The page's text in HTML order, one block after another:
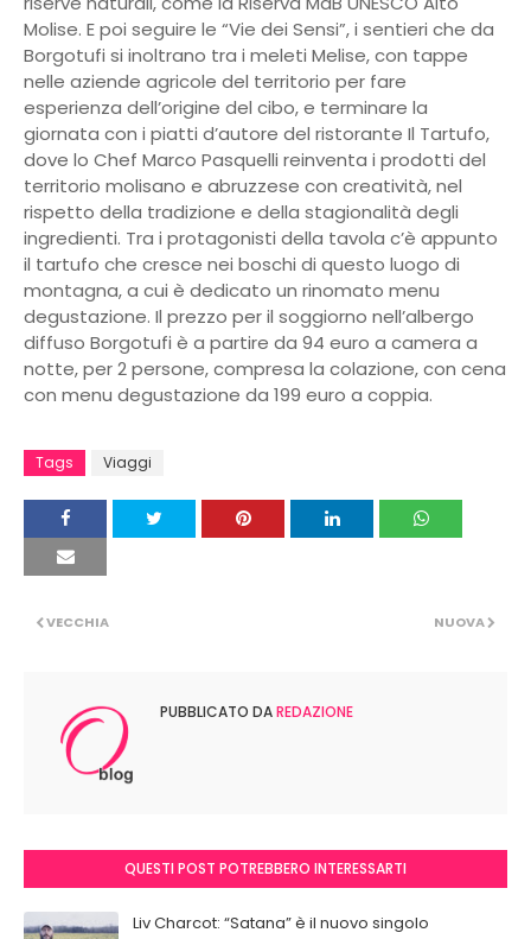
Molise. E poi seguire le “Vie dei Sensi”, i sentieri che da
Borgotufi si inoltrano tra i meleti Melise, con tappe
nelle aziende agricole del territorio per fare
esperienza dell’origine del cibo, e terminare la
giornata con i piatti d’autore del ristorante Il Tartufo,
dove lo Chef Marco Pasquelli reinventa i prodotti del
territorio molisano e abruzzese con creatività, nel
rispetto della tradizione e della stagionalità degli
ingredienti. Tra i protagonisti della tavola c’è appunto
il tartufo che cresce nei boschi di questo luogo di
montagna, a cui è dedicato un rinomato menu
degustazione. Il prezzo per il soggiorno nell’albergo
diffuso Borgotufi è a partire da 94 euro a camera a
notte, per 2 persone, compresa la colazione, con cena
con menu degustazione da 199 euro a coppia.
Tags Viaggi
NUOVA
VECCHIA
PUBBLICATO DAREDAZIONE
QUESTI POST POTREBBERO INTERESSARTI
Liv Charcot: “Satana” è il nuovo singolo